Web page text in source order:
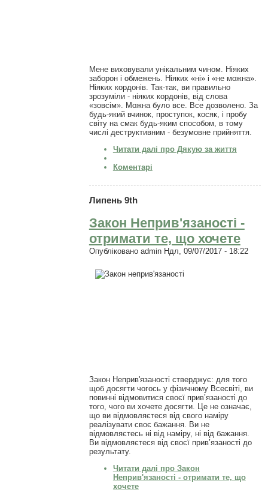
Мене виховували унікальним чином. Ніяких
заборон і обмежень. Ніяких «ні» і «не можна».
Ніяких кордонів. Так-так, ви правильно
зрозуміли - ніяких кордонів, від слова
«зовсім». Можна було все. Все дозволено. За
будь-який вчинок, проступок, косяк, і пробу
світу на смак будь-яким способом, в тому
числі деструктивним - безумовне прийняття.
Читати далі про Дякую за життя
Коментарі
Липень 9th
Закон Неприв'язаності -
отримати те, що хочете
Опубліковано adminНдл, 09/07/2017 - 18:22
Закон Неприв'язаності стверджує: для того
щоб досягти чогось у фізичному Всесвіті, ви
повинні відмовитися своєї прив’язаності до
того, чого ви хочете досягти. Це не означає,
що ви відмовляєтеся від свого наміру
реалізувати своє бажання. Ви не
відмовляєтесь ні від наміру, ні від бажання.
Ви відмовляєтеся від своєї прив’язаності до
результату.
Читати далі про Закон
Неприв'язаності - отримати те, що
хочете